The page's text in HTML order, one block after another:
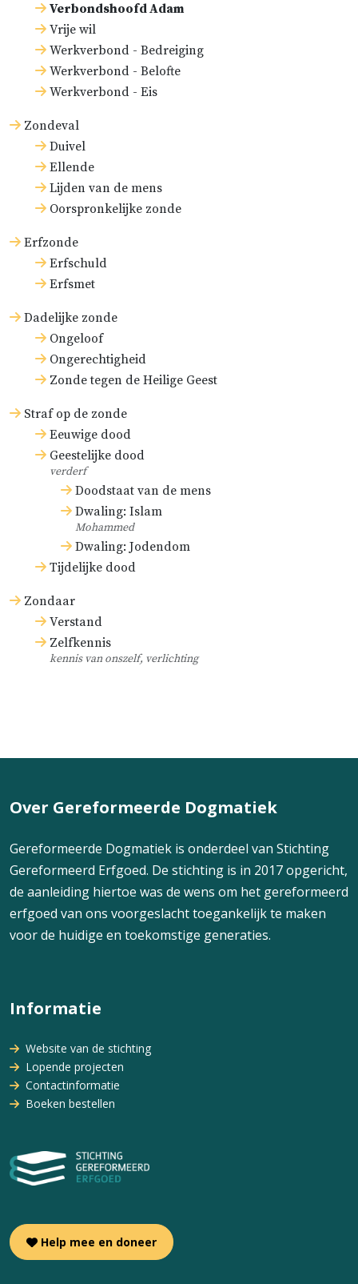
Verbondshoofd Adam
Vrije wil
Werkverbond - Bedreiging
Werkverbond - Belofte
Werkverbond - Eis
Zondeval
Duivel
Ellende
Lijden van de mens
Oorspronkelijke zonde
Erfzonde
Erfschuld
Erfsmet
Dadelijke zonde
Ongeloof
Ongerechtigheid
Zonde tegen de Heilige Geest
Straf op de zonde
Eeuwige dood
Geestelijke dood
verderf
Doodstaat van de mens
Dwaling: Islam
Mohammed
Dwaling: Jodendom
Tijdelijke dood
Zondaar
Verstand
Zelfkennis
kennis van onszelf, verlichting
Over Gereformeerde Dogmatiek
Gereformeerde Dogmatiek is onderdeel van Stichting
Gereformeerd Erfgoed. De stichting is in 2017 opgericht,
de aanleiding hiertoe was de wens om het gereformeerd
erfgoed van ons voorgeslacht toegankelijk te maken
voor de huidige en toekomstige generaties.
Informatie
Website van de stichting
Lopende projecten
Contactinformatie
Boeken bestellen
Help mee en doneer